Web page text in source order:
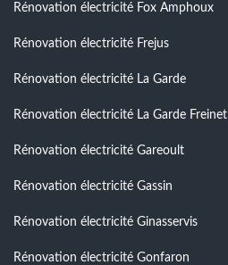
Rénovation électricité Fox Amphoux
Rénovation électricité Frejus
Rénovation électricité La Garde
Rénovation électricité La Garde Freinet
Rénovation électricité Gareoult
Rénovation électricité Gassin
Rénovation électricité Ginasservis
Rénovation électricité Gonfaron